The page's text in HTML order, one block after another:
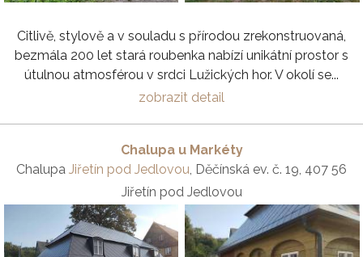
Citlivě, stylově a v souladu s přírodou zrekonstruovaná,
bezmála 200 let stará roubenka nabízí unikátní prostor s
útulnou atmosférou v srdci Lužických hor. V okolí se...
zobrazit detail
Chalupa u Markéty
Chalupa Jiřetín pod Jedlovou, Děčínská ev. č. 19, 407 56
Jiřetín pod Jedlovou